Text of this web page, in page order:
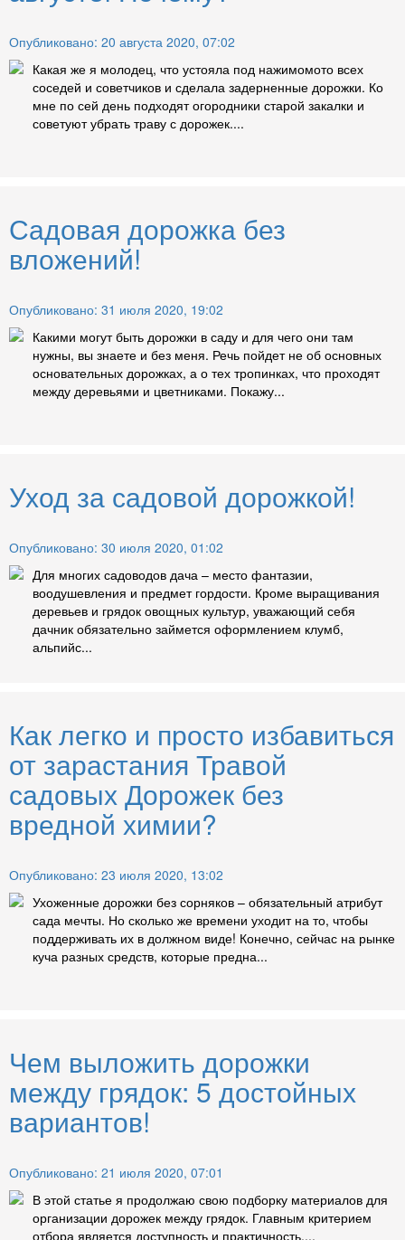
Опубликовано: 20 августа 2020, 07:02
Какая же я молодец, что устояла под нажимомото всех
соседей и советчиков и сделала задерненные дорожки. Ко
мне по сей день подходят огородники старой закалки и
советуют убрать траву с дорожек....
Садовая дорожка без
вложений!
Опубликовано: 31 июля 2020, 19:02
Какими могут быть дорожки в саду и для чего они там
нужны, вы знаете и без меня. Речь пойдет не об основных
основательных дорожках, а о тех тропинках, что проходят
между деревьями и цветниками. Покажу...
Уход за садовой дорожкой!
Опубликовано: 30 июля 2020, 01:02
Для многих садоводов дача – место фантазии,
воодушевления и предмет гордости. Кроме выращивания
деревьев и грядок овощных культур, уважающий себя
дачник обязательно займется оформлением клумб,
альпийс...
Как легко и просто избавиться
от зарастания Травой
садовых Дорожек без
вредной химии?
Опубликовано: 23 июля 2020, 13:02
Ухоженные дорожки без сорняков – обязательный атрибут
сада мечты. Но сколько же времени уходит на то, чтобы
поддерживать их в должном виде! Конечно, сейчас на рынке
куча разных средств, которые предна...
Чем выложить дорожки
между грядок: 5 достойных
вариантов!
Опубликовано: 21 июля 2020, 07:01
В этой статье я продолжаю свою подборку материалов для
организации дорожек между грядок. Главным критерием
отбора является доступность и практичность....